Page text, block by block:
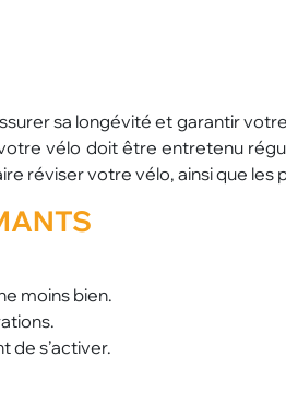
sa longévité et garantir votre
vélo doit être entretenu
réviser votre vélo, ainsi que les
moins bien.
de s’activer.